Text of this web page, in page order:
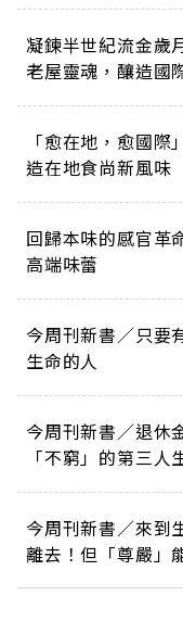
凝鍊半世紀流金歲
老屋靈魂，釀造國
「愈在地，愈國
造在地食尚新風味
回歸本味的感官革
高端味蕾
今周刊新書／只要
生命的人
今周刊新書／退休
「不窮」的第三人
今周刊新書／來到
離去！但「尊嚴」